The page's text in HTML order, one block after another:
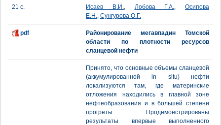
21 с. Исаев В.И., Лобова Г.А., Осипова
Е.Н., Сунгурова О.Г.
pdf
Районирование мегавпадин Томской
области по плотности ресурсов
сланцевой нефти
Принято, что основные объемы сланцевой
(аккумулированной in situ) нефти
локализуются там, где материнские
отложения находились в главной зоне
нефтеобразования и в большей степени
прогреты. Продемонстрированы
результаты впервые выполненного